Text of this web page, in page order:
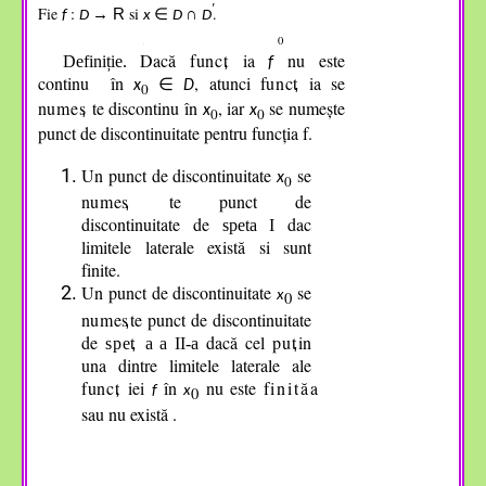
Fie f : D → R si x ∈ D ∩ D′.
0
Definiție. Dacăfunc,iafnu este
continu în
x0 ∈D, atunci func, ia se
numes, te discontinu în x0, iar x0se numește
punct de discontinuitate pentru funcția f.
Un punct de discontinuitatex0 se
numes,
te punct de
discontinuitate de
speta I dac
limitele laterale există si sunt
finite.
Un punct de discontinuitatex0 se
numes,te punct de discontinuitate
de spe, a a II-adacă celpu,in
una dintre limitele laterale ale
func, iei fînx0 nu este finităa
sau nu există .